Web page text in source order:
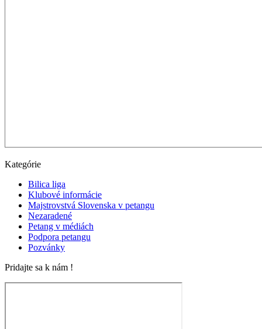
Kategórie
Bilica liga
Klubové informácie
Majstrovstvá Slovenska v petangu
Nezaradené
Petang v médiách
Podpora petangu
Pozvánky
Pridajte sa k nám !